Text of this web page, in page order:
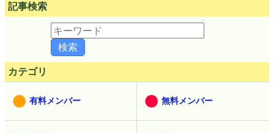
記事検索
カテゴリ
有料メンバー 無料メンバー